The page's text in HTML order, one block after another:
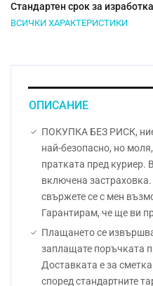
Стандартен срок за
ВСИЧКИ ХАРАКТЕРИСТИКИ
ОПИСАНИЕ
ПОКУПКА БЕЗ РИСК,
най-безопасно, но
пратката пред куриер.
включена
свържете се с мен
Гарантирам, че ще ви
Плащането се
заплащате поръчката
Доставката е за
според стандартните